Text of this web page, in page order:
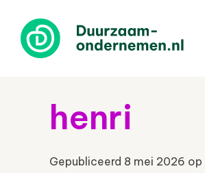
henri
Gepubliceerd 8 mei 2026 op